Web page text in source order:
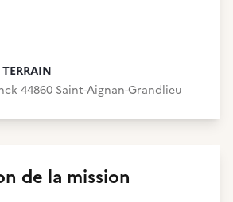
44860 Saint-Aignan-Grandlieu
de la mission